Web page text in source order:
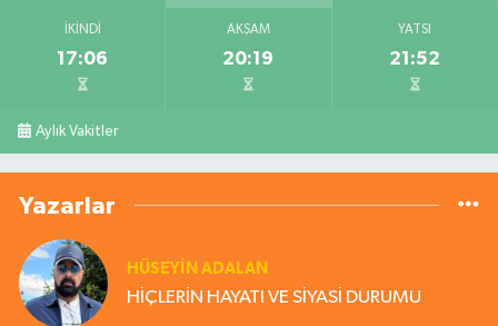
İKINDI
17:06
AKŞAM
20:19
YATSI
21:52
Aylık Vakitler
Yazarlar
HÜSEYIN ADALAN
HİÇLERİN HAYATI VE SİYASİ DURUMU